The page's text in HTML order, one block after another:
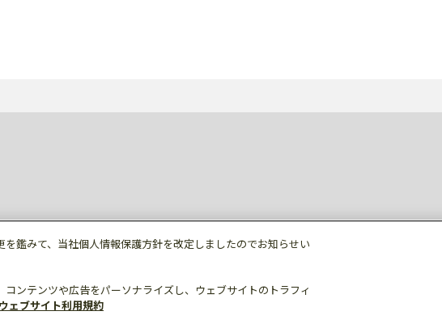
鑑みて、当社個人情報保護方針を改定しましたのでお知らせい
ンテンツや広告をパーソナライズし、ウェブサイトのトラフィ
ウェブサイト利用規約